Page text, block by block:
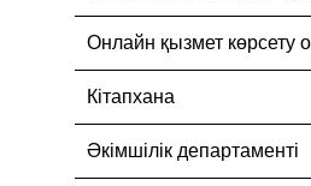
Онлайн қызмет көрсету
Кітапхана
Әкімшілік департаменті